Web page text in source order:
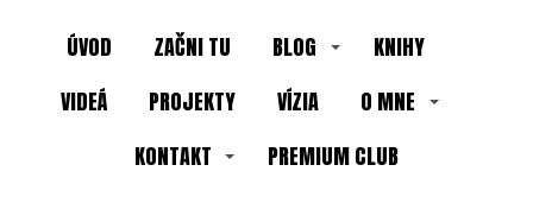
ÚVOD ZAČNI TU BLOG
KNIHY
VIDEÁ
PROJEKTY VÍZIA
O MNE
KONTAKT
PREMIUM CLUB